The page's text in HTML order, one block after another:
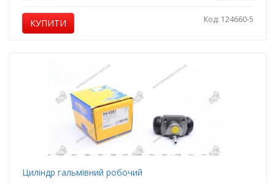
КУПИТИ Код: 124660-5
Циліндр гальмівний робочий